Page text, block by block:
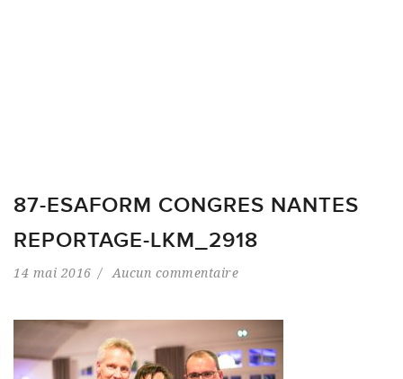
87-ESAFORM CONGRES NANTES
REPORTAGE-LKM_2918
14 mai 2016 Aucun commentaire